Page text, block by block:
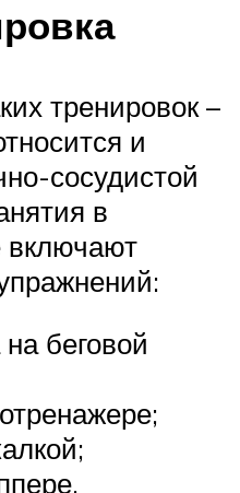
тренировок –
и
сосудистой
в
включают
беговой